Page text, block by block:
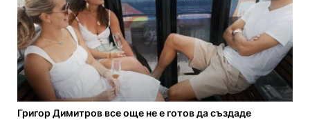
Григор Димитров все още не е готов да създаде